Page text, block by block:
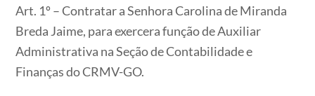
Art. 1º – Contratar a Senhora Carolina de Miranda
Breda Jaime, para exercera função de Auxiliar
Administrativa na Seção de Contabilidade e
Finanças do CRMV-GO.